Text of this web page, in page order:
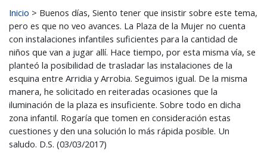
Buscar:
Inicio > Buenos días, Siento tener que insistir sobre este tema,
pero es que no veo avances. La Plaza de la Mujer no cuenta
con instalaciones infantiles suficientes para la cantidad de
niños que van a jugar allí. Hace tiempo, por esta misma vía, se
planteó la posibilidad de trasladar las instalaciones de la
esquina entre Arridia y Arrobia. Seguimos igual. De la misma
manera, he solicitado en reiteradas ocasiones que la
iluminación de la plaza es insuficiente. Sobre todo en dicha
zona infantil. Rogaría que tomen en consideración estas
cuestiones y den una solución lo más rápida posible. Un
saludo. D.S. (03/03/2017)